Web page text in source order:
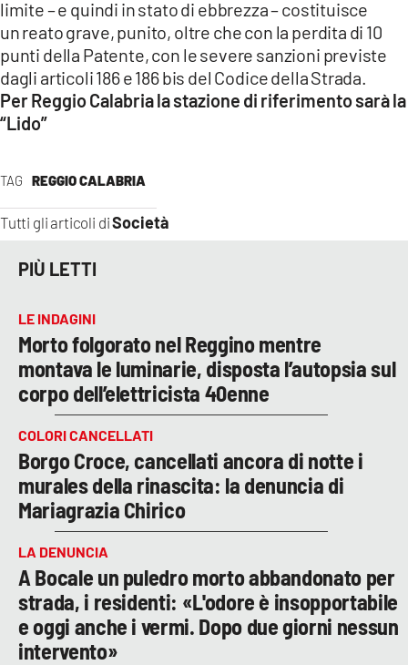
APPLE
TAG REGGIO CALABRIA
Tutti gli articoli diSocietà
limite – e quindi in stato di ebbrezza – costituisce
un reato grave, punito, oltre che con la perdita di 10
punti della Patente, con le severe sanzioni previste
dagli articoli 186 e 186 bis del Codice della Strada.
Per Reggio Calabria la stazione di riferimento sarà la
“Lido”
PIÙ LETTI
LE INDAGINI
Morto folgorato nel Reggino mentre
montava le luminarie, disposta l’autopsia sul
corpo dell’elettricista 40enne
COLORI CANCELLATI
Borgo Croce, cancellati ancora di notte i
murales della rinascita: la denuncia di
Mariagrazia Chirico
LA DENUNCIA
A Bocale un puledro morto abbandonato per
strada, i residenti: «L'odore è insopportabile
e oggi anche i vermi. Dopo due giorni nessun
intervento»